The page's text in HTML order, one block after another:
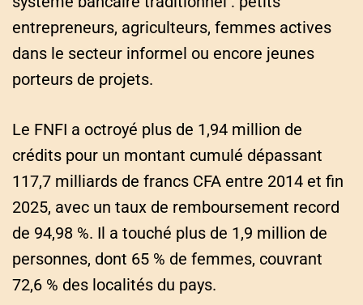
entrepreneurs, agriculteurs, femmes actives
dans le secteur informel ou encore jeunes
porteurs de projets.
Le FNFI a octroyé plus de 1,94 million de
crédits pour un montant cumulé dépassant
117,7 milliards de francs CFA entre 2014 et fin
2025, avec un taux de remboursement record
de 94,98 %. Il a touché plus de 1,9 million de
personnes, dont 65 % de femmes, couvrant
72,6 % des localités du pays.